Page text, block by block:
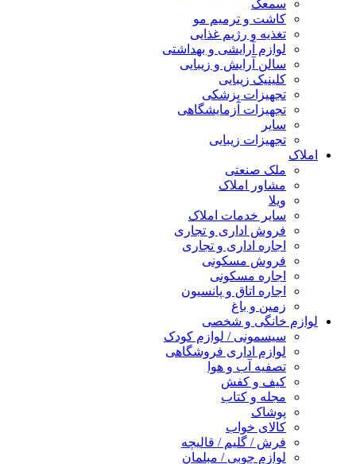
سمعک
کاشت و ترمیم مو
تغذیه و رژیم غذایی
لوازم آرایشی و بهداشتی
سالن آرایش و زیبایی
کلینیک زیبایی
تجهیزات پزشکی
تجهیزات آزمایشگاهی
سایر
تجهیزات زیبایی
املاک
ملک صنعتی
مشاور املاک
ویلا
سایر خدمات املاک
فروش اداری و تجاری
اجاره اداری و تجاری
فروش مسکونی
اجاره مسکونی
اجاره اتاق و پانسیون
زمین و باغ
لوازم خانگی و شخصی
سیسمونی / لوازم کودک
لوازم اداری فروشگاهی
تصفیه آب و هوا
کیف و کفش
مجله و کتاب
پوشاک
کالای خواب
فرش / گلیم / قالیچه
لوازم چوبی / مبلمان